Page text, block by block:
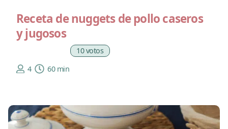
Receta de nuggets de pollo caseros
y jugosos
10 votos
4
60 min